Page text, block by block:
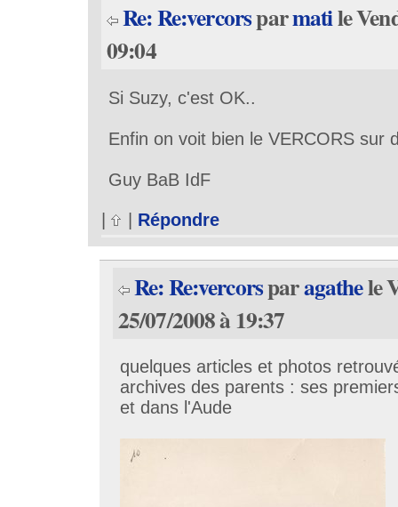
Re: Re:vercorsparmatile
09:04
Si Suzy, c'est OK..
Enfin on voit bien le VERCORS sur
Guy BaB IdF
| | Répondre
Re: Re:vercorsparagathele
25/07/2008 à 19:37
quelques articles et photos
archives des parents : ses
et dans l'Aude